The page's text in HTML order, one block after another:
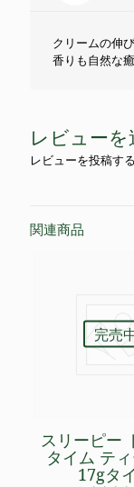
クリームの伸
香りも自然な
レビューを
レビューを投稿す
関連商品
完売
スリーピー
タイム テ
17gタ